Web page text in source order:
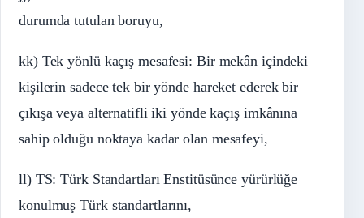
durumda tutulan boruyu,
kk) Tek yönlü kaçış mesafesi: Bir mekân içindeki
kişilerin sadece tek bir yönde hareket ederek bir
çıkışa veya alternatifli iki yönde kaçış imkânına
sahip olduğu noktaya kadar olan mesafeyi,
ll) TS: Türk Standartları Enstitüsünce yürürlüğe
konulmuş Türk standartlarını,